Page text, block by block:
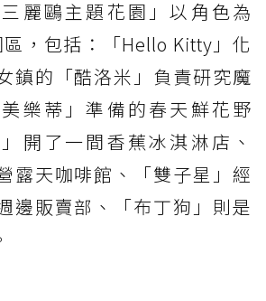
三麗鷗主題花園」以角色為
，包括：「Hello Kitty」化
鎮的「酷洛米」負責研究魔
樂蒂」準備的春天鮮花野
開了一間香蕉冰淇淋店、
露天咖啡館、「雙子星」經
邊販賣部、「布丁狗」則是